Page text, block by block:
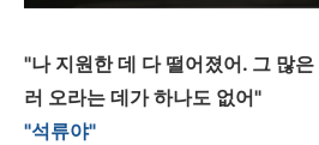
"나 지원한 데 다 떨어졌어. 그 많
러 오라는 데가 하나도 없어"
"석류야"